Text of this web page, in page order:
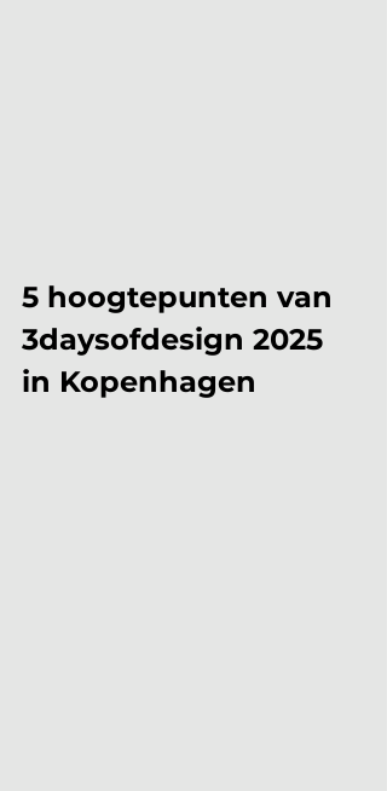
5 hoogtepunten van
3daysofdesign 2025
in Kopenhagen